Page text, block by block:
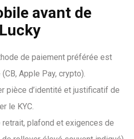
avant de
de paiement préférée est
Apple Pay, crypto).
pièce d’identité et justificatif de
le KYC.
plafond et exigences de